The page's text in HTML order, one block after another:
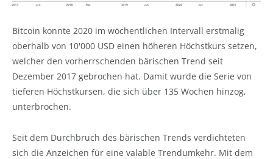
Bitcoin konnte 2020 im wöchentlichen Intervall erstmalig
oberhalb von 10'000 USD einen höheren Höchstkurs setzen,
welcher den vorherrschenden bärischen Trend seit
Dezember 2017 gebrochen hat. Damit wurde die Serie von
tieferen Höchstkursen, die sich über 135 Wochen hinzog,
unterbrochen.
Seit dem Durchbruch des bärischen Trends verdichteten
sich die Anzeichen für eine valable Trendumkehr. Mit dem